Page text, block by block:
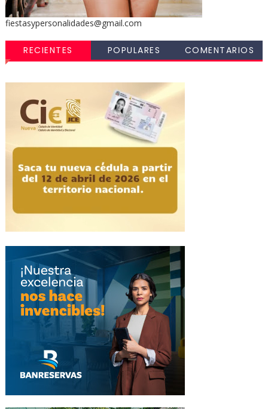
fiestasypersonalidades@gmail.com
RECIENTES POPULARES COMENTARIOS